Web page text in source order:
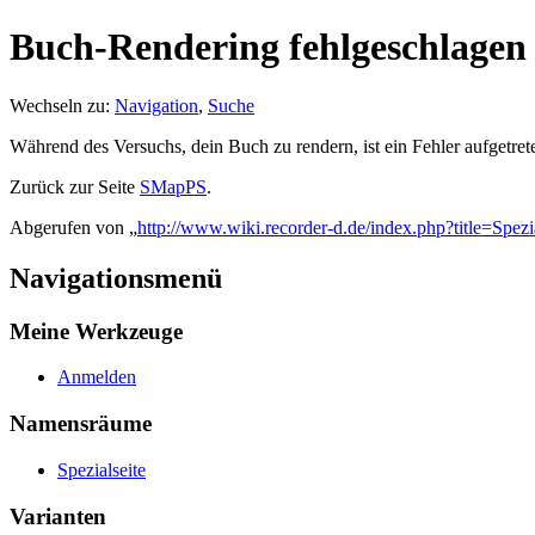
Buch-Rendering fehlgeschlagen
Wechseln zu: Navigation, Suche
Während des Versuchs, dein Buch zu rendern, ist ein Fehler
Zurück zur Seite SMapPS.
Abgerufen von „http://www.wiki.recorder-d.de/
Navigationsmenü
Meine Werkzeuge
Anmelden
Namensräume
Spezialseite
Varianten